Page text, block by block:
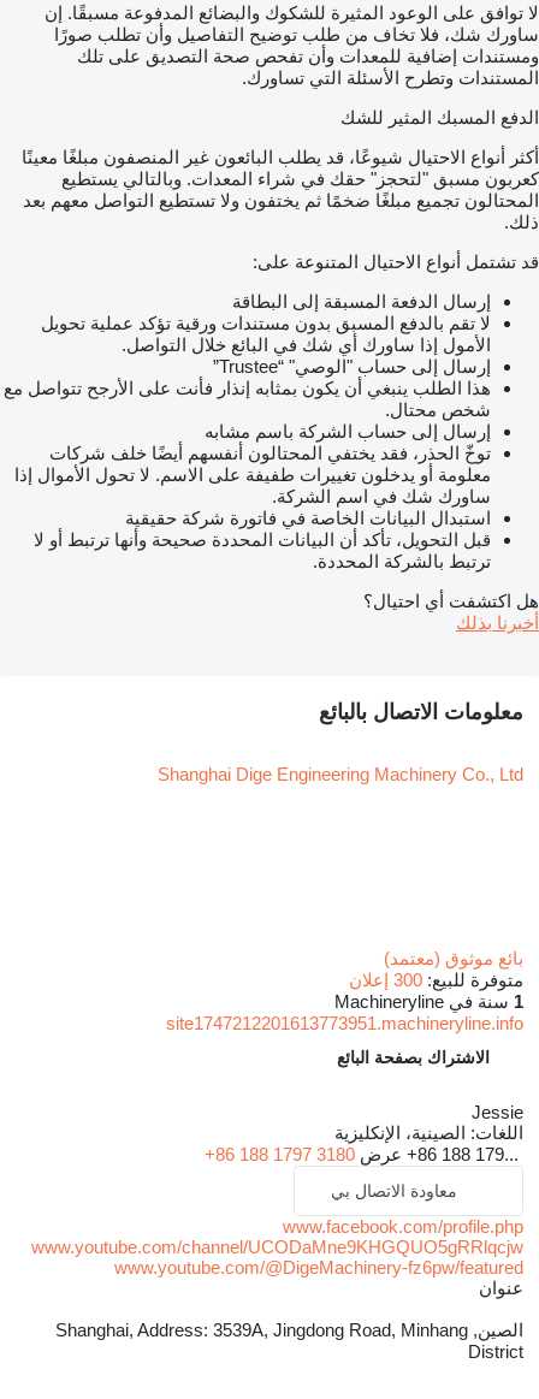
لا توافق على الوعود المثيرة للشكوك والبضائع المدفوعة مسبقًا. إن
ساورك شك، فلا تخاف من طلب توضيح التفاصيل وأن تطلب صورًا
ومستندات إضافية للمعدات وأن تفحص صحة التصديق على تلك
المستندات وتطرح الأسئلة التي تساورك.
الدفع المسبك المثير للشك
أكثر أنواع الاحتيال شيوعًا، قد يطلب البائعون غير المنصفون مبلغًا معينًا
كعربون مسبق "لتحجز" حقك في شراء المعدات. وبالتالي يستطيع
المحتالون تجميع مبلغًا ضخمًا ثم يختفون ولا تستطيع التواصل معهم بعد
ذلك.
قد تشتمل أنواع الاحتيال المتنوعة على:
إرسال الدفعة المسبقة إلى البطاقة
لا تقم بالدفع المسبق بدون مستندات ورقية تؤكد عملية تحويل
الأمول إذا ساورك أي شك في البائع خلال التواصل.
إرسال إلى حساب "الوصي" “Trustee”
هذا الطلب ينبغي أن يكون بمثابه إنذار فأنت على الأرجح تتواصل مع
شخص محتال.
إرسال إلى حساب الشركة باسم مشابه
توخّ الحذر، فقد يختفي المحتالون أنفسهم أيضًا خلف شركات
معلومة أو يدخلون تغييرات طفيفة على الاسم. لا تحول الأموال إذا
ساورك شك في اسم الشركة.
استبدال البيانات الخاصة في فاتورة شركة حقيقية
قبل التحويل، تأكد أن البيانات المحددة صحيحة وأنها ترتبط أو لا
ترتبط بالشركة المحددة.
هل اكتشفت أي احتيال؟
أخبرنا بذلك
معلومات الاتصال بالبائع
Shanghai Dige Engineering Machinery Co., Ltd
بائع موثوق (معتمد)
متوفرة للبيع: 300 إعلان
1 سنة في Machineryline
site1747212201613773951.machineryline.info
الاشتراك بصفحة البائع
Jessie
اللغات: الصينية، الإنكليزية
+86 188 179... عرض +86 188 1797 3180
معاودة الاتصال بي
www.facebook.com/profile.php
www.youtube.com/channel/UCODaMne9KHGQUO5gRRlqcjw
www.youtube.com/@DigeMachinery-fz6pw/featured
عنوان
الصين, Shanghai, Address: 3539A, Jingdong Road, Minhang
District